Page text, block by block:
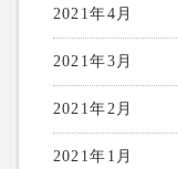
2021年4月
2021年3月
2021年2月
2021年1月